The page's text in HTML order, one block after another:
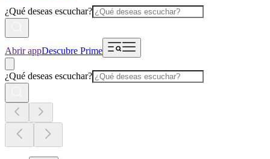
¿Qué deseas escuchar?
Abrir appDescubre Prime
¿Qué deseas escuchar?